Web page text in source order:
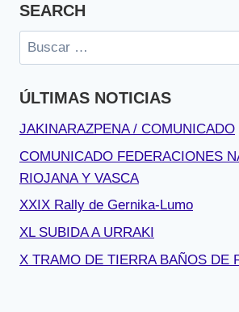
SEARCH
Buscar:
ÚLTIMAS NOTICIAS
JAKINARAZPENA / COMUNICADO
COMUNICADO FEDERACIONES
RIOJANA Y VASCA
XXIX Rally de Gernika-Lumo
XL SUBIDA A URRAKI
X TRAMO DE TIERRA BAÑOS DE